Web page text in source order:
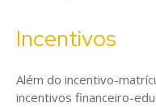
Incentivos
Além do incentivo-
incentivos financeiro-